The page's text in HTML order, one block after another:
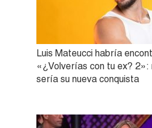
Luis Mateucci habría
«¿Volverías con tu ex? 2»:
sería su nueva conquista